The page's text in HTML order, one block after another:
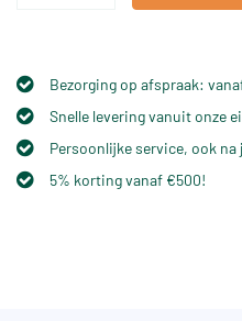
Bezorging op afspraak:
Snelle levering vanuit onze
Persoonlijke service, ook na
5% korting vanaf €500!